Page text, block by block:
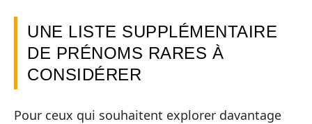
UNE LISTE SUPPLÉMENTAIRE
DE PRÉNOMS RARES À
CONSIDÉRER
Pour ceux qui souhaitent explorer davantage